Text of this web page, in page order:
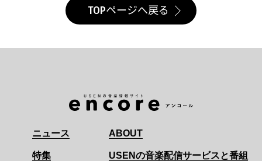
TOPページへ戻る
ニュース
特集
ABOUT
USENの音楽配信サービスと番組